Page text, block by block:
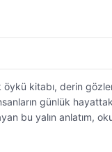
öykü kitabı, derin
günlük
bu yalın anlatım,